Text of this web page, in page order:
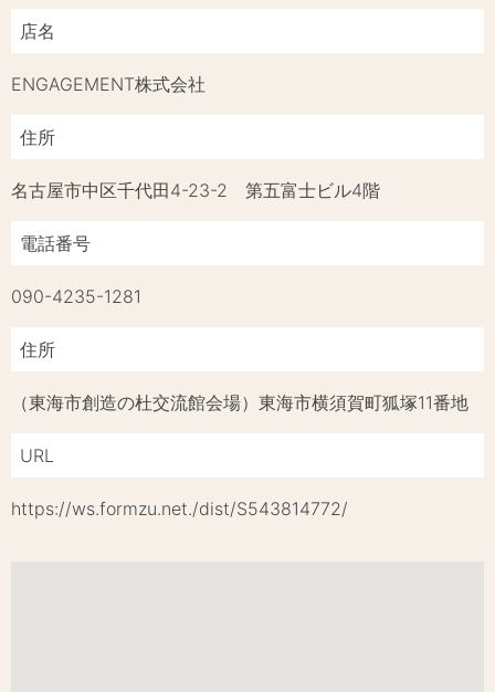
店名
ENGAGEMENT株式会社
住所
名古屋市中区千代田4-23-2 第五富士ビル4階
電話番号
090-4235-1281
住所
（東海市創造の杜交流館会場）東海市横須賀町狐塚11番地
URL
https://ws.formzu.net./dist/S543814772/